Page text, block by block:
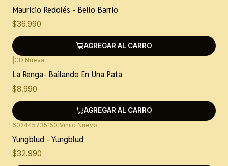
Mauricio Redolés - Bello Barrio
$36.990
AGREGAR AL CARRO
CD Nueva
La Renga- Bailando En Una Pata
$8.990
AGREGAR AL CARRO
602445735150 Vinilo Nuevo
Yungblud - Yungblud
$32.990